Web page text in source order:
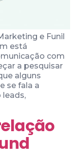
e Funil
está
com
a pesquisar
alguns
se fala a
leads,